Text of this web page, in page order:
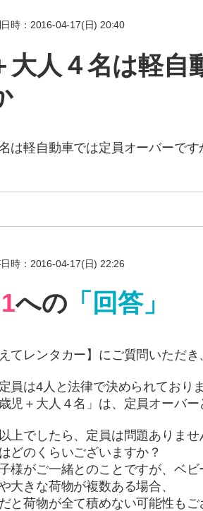
時：2016-04-17(日) 20:40
大人４名は軽
は軽自動車では定員オーバーです
時：2016-04-17(日) 22:26
への 「回答」
てレンタカー】にご質問いただき
員は4人と法律で決められており
児＋大人４名」は、定員オーバー
上でしたら、定員は問題ありませ
どのくらいございますか？
様がご一緒とのことですが、ベ
大きな荷物が複数ある場合、
と荷物が全て積めない可能性もご